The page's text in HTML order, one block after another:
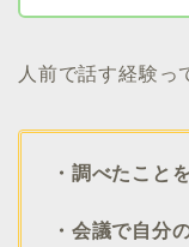
人前で話す経験っ
・調べたこと
・会議で自分